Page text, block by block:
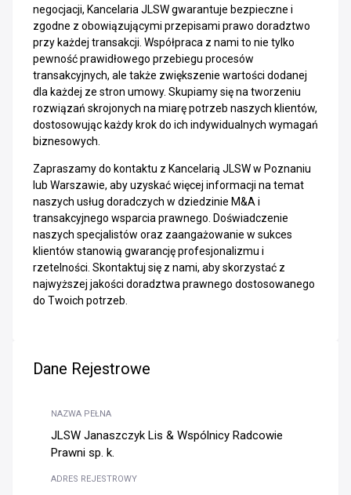
negocjacji, Kancelaria JLSW gwarantuje bezpieczne i
zgodne z obowiązującymi przepisami prawo doradztwo
przy każdej transakcji. Współpraca z nami to nie tylko
pewność prawidłowego przebiegu procesów
transakcyjnych, ale także zwiększenie wartości dodanej
dla każdej ze stron umowy. Skupiamy się na tworzeniu
rozwiązań skrojonych na miarę potrzeb naszych klientów,
dostosowując każdy krok do ich indywidualnych wymagań
biznesowych.
Zapraszamy do kontaktu z Kancelarią JLSW w Poznaniu
lub Warszawie, aby uzyskać więcej informacji na temat
naszych usług doradczych w dziedzinie M&A i
transakcyjnego wsparcia prawnego. Doświadczenie
naszych specjalistów oraz zaangażowanie w sukces
klientów stanowią gwarancję profesjonalizmu i
rzetelności. Skontaktuj się z nami, aby skorzystać z
najwyższej jakości doradztwa prawnego dostosowanego
do Twoich potrzeb.
Dane Rejestrowe
NAZWA PEŁNA
JLSW Janaszczyk Lis & Wspólnicy Radcowie
Prawni sp. k.
ADRES REJESTROWY